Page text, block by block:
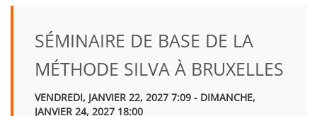
SÉMINAIRE DE BASE DE LA
MÉTHODE SILVA À BRUXELLES
VENDREDI, JANVIER 22, 2027 7:09 - DIMANCHE,
JANVIER 24, 2027 18:00